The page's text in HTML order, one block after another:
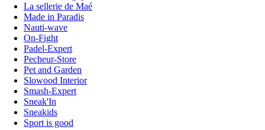
La sellerie de Maé
Made in Paradis
Nauti-wave
On-Fight
Padel-Expert
Pecheur-Store
Pet and Garden
Slowood Interior
Smash-Expert
Sneak'In
Sneakids
Sport is good